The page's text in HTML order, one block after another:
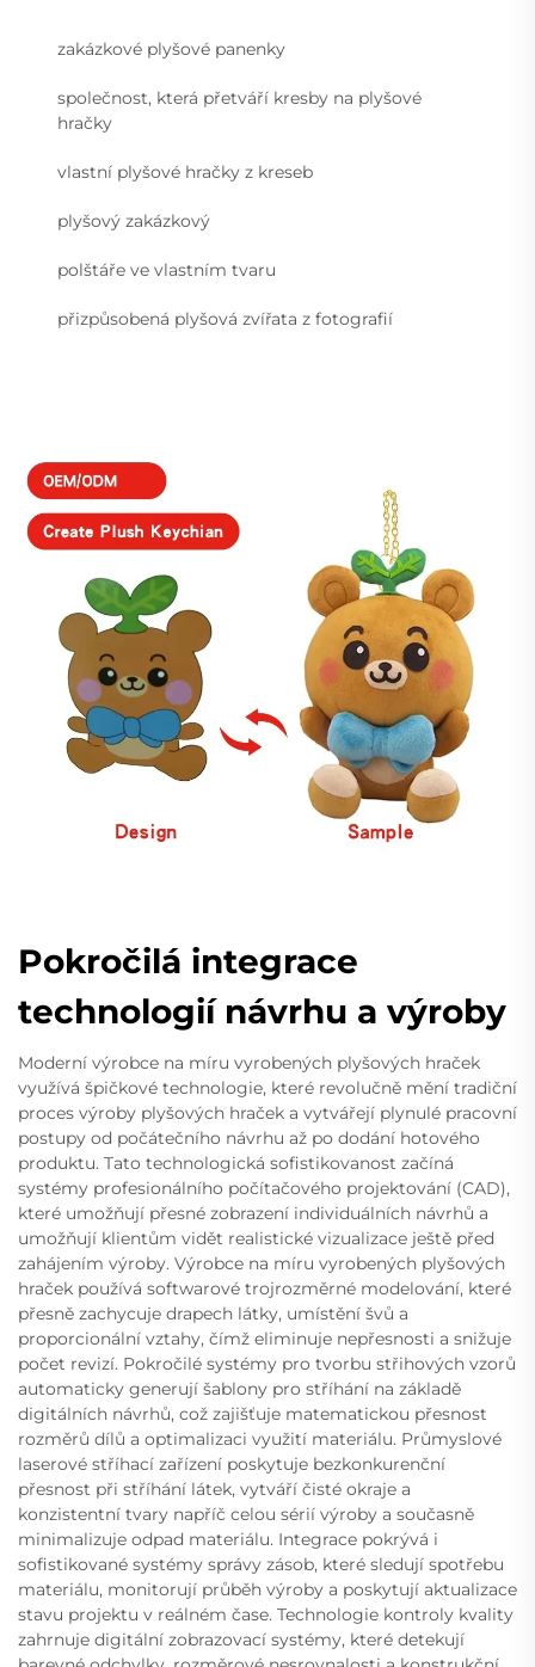
zakázkové plyšové panenky
společnost, která přetváří kresby na plyšové
hračky
vlastní plyšové hračky z kreseb
plyšový zakázkový
polštáře ve vlastním tvaru
přizpůsobená plyšová zvířata z fotografií
Pokročilá integrace
technologií návrhu a výroby
Moderní výrobce na míru vyrobených plyšových hraček
využívá špičkové technologie, které revolučně mění tradiční
proces výroby plyšových hraček a vytvářejí plynulé pracovní
postupy od počátečního návrhu až po dodání hotového
produktu. Tato technologická sofistikovanost začíná
systémy profesionálního počítačového projektování (CAD),
které umožňují přesné zobrazení individuálních návrhů a
umožňují klientům vidět realistické vizualizace ještě před
zahájením výroby. Výrobce na míru vyrobených plyšových
hraček používá softwarové trojrozměrné modelování, které
přesně zachycuje drapech látky, umístění švů a
proporcionální vztahy, čímž eliminuje nepřesnosti a snižuje
počet revizí. Pokročilé systémy pro tvorbu střihových vzorů
automaticky generují šablony pro stříhání na základě
digitálních návrhů, což zajišťuje matematickou přesnost
rozměrů dílů a optimalizaci využití materiálu. Průmyslové
laserové stříhací zařízení poskytuje bezkonkurenční
přesnost při stříhání látek, vytváří čisté okraje a
konzistentní tvary napříč celou sérií výroby a současně
minimalizuje odpad materiálu. Integrace pokrývá i
sofistikované systémy správy zásob, které sledují spotřebu
materiálu, monitorují průběh výroby a poskytují aktualizace
stavu projektu v reálném čase. Technologie kontroly kvality
zahrnuje digitální zobrazovací systémy, které detekují